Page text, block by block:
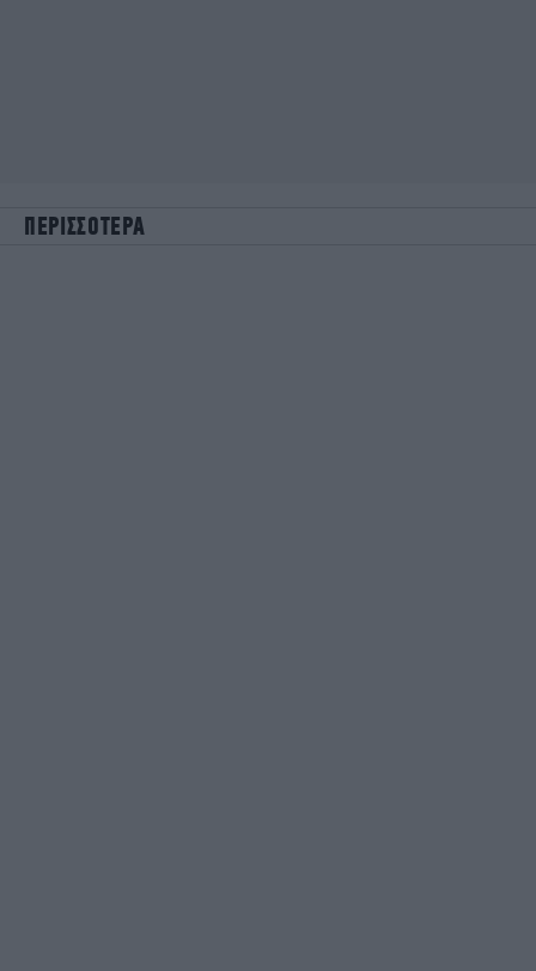
ΠΕΡΙΣΣΟΤΕΡΑ